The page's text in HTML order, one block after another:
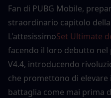
Fan di PUBG Mobile,
straordinario capitolo
L'attesissimoSet Ultimate
facendo il loro debutto
V4.4, introducendo
che promettono di
battaglia come mai prima